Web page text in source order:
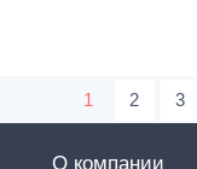
1 2 3
О компании